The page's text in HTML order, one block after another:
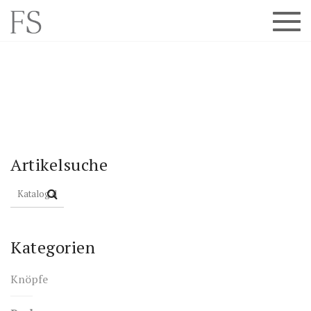
Artikelsuche
Kategorien
Knöpfe